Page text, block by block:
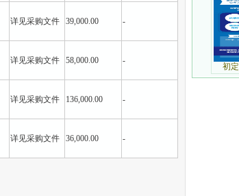
详见采购文件 39,000.00 -
详见采购文件 58,000.00 -
详见采购文件 136,000.00 -
详见采购文件 36,000.00 -